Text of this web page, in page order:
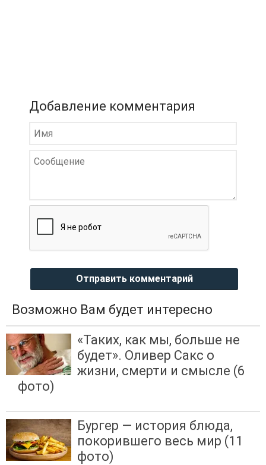
Добавление комментария
Отправить комментарий
Возможно Вам будет интересно
«Таких, как мы, больше не
будет». Оливер Сакс о
жизни, смерти и смысле (6
фото)
Бургер — история блюда,
покорившего весь мир (11
фото)